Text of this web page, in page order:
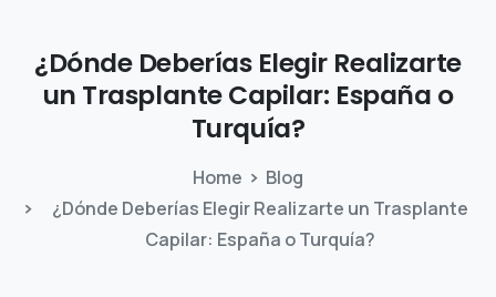
¿Dónde Deberías Elegir Realizarte
un TrasplanteCapilar: España o
Turquía?
Home
Blog
¿Dónde Deberías Elegir Realizarte un Trasplante
Capilar: España o Turquía?